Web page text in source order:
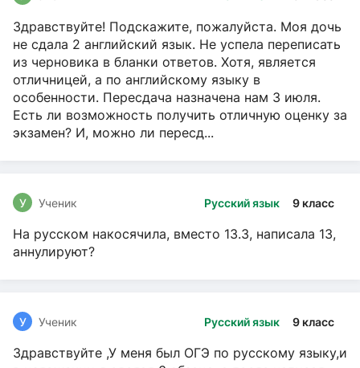
Здравствуйте! Подскажите, пожалуйста. Моя дочь
не сдала 2 английский язык. Не успела переписать
из черновика в бланки ответов. Хотя, является
отличницей, а по английскому языку в
особенности. Пересдача назначена нам 3 июля.
Есть ли возможность получить отличную оценку за
экзамен? И, можно ли пересд...
Русский язык 9 класс
У Ученик
На русском накосячила, вместо 13.3, написала 13,
аннулируют?
Русский язык 9 класс
У Ученик
Здравствуйте ,У меня был ОГЭ по русскому языку,и